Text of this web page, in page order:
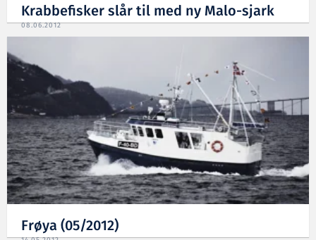
Krabbefisker slår til med ny Malo-sjark
08.06.2012
Frøya (05/2012)